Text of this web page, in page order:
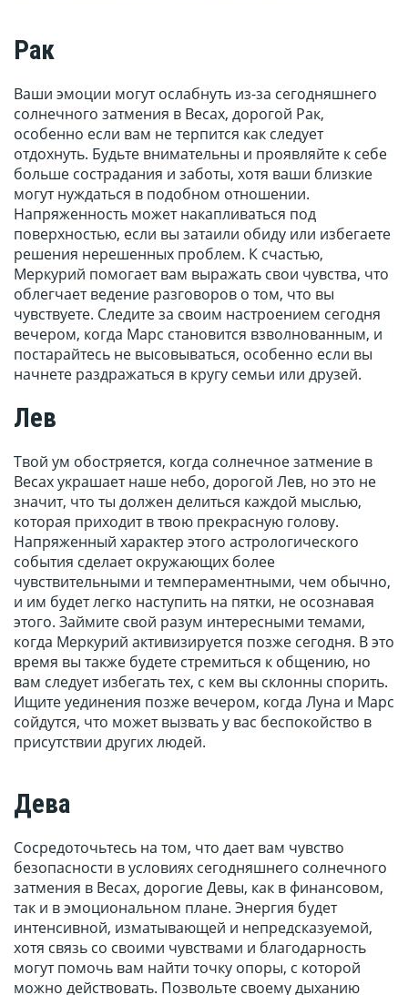
Рак
Ваши эмоции могут ослабнуть из-за сегодняшнего
солнечного затмения в Весах, дорогой Рак,
особенно если вам не терпится как следует
отдохнуть. Будьте внимательны и проявляйте к себе
больше сострадания и заботы, хотя ваши близкие
могут нуждаться в подобном отношении.
Напряженность может накапливаться под
поверхностью, если вы затаили обиду или избегаете
решения нерешенных проблем. К счастью,
Меркурий помогает вам выражать свои чувства, что
облегчает ведение разговоров о том, что вы
чувствуете. Следите за своим настроением сегодня
вечером, когда Марс становится взволнованным, и
постарайтесь не высовываться, особенно если вы
начнете раздражаться в кругу семьи или друзей.
Лев
Твой ум обостряется, когда солнечное затмение в
Весах украшает наше небо, дорогой Лев, но это не
значит, что ты должен делиться каждой мыслью,
которая приходит в твою прекрасную голову.
Напряженный характер этого астрологического
события сделает окружающих более
чувствительными и темпераментными, чем обычно,
и им будет легко наступить на пятки, не осознавая
этого. Займите свой разум интересными темами,
когда Меркурий активизируется позже сегодня. В это
время вы также будете стремиться к общению, но
вам следует избегать тех, с кем вы склонны спорить.
Ищите уединения позже вечером, когда Луна и Марс
сойдутся, что может вызвать у вас беспокойство в
присутствии других людей.
Дева
Сосредоточьтесь на том, что дает вам чувство
безопасности в условиях сегодняшнего солнечного
затмения в Весах, дорогие Девы, как в финансовом,
так и в эмоциональном плане. Энергия будет
интенсивной, изматывающей и непредсказуемой,
хотя связь со своими чувствами и благодарность
могут помочь вам найти точку опоры, с которой
можно действовать. Позвольте своему дыханию